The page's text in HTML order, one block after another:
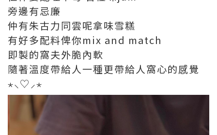
旁邊有忌廉
仲有朱古力同雲呢拿味雪糕
有好多配料俾你mix and match
即製的窩夫外脆內軟
隨著溫度帶給人一種更帶給人窩心的感覺
⋆⸜♡⸝‍⋆